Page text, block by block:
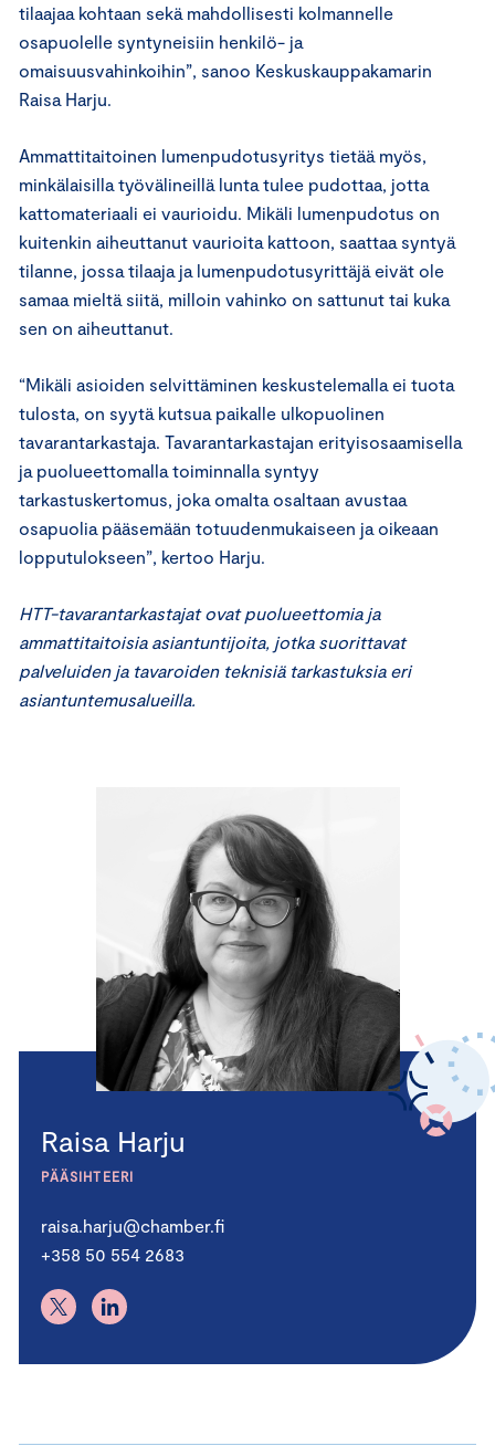
tilaajaa kohtaan sekä mahdollisesti kolmannelle
osapuolelle syntyneisiin henkilö- ja
omaisuusvahinkoihin”, sanoo Keskuskauppakamarin
Raisa Harju.
Ammattitaitoinen lumenpudotusyritys tietää myös,
minkälaisilla työvälineillä lunta tulee pudottaa, jotta
kattomateriaali ei vaurioidu. Mikäli lumenpudotus on
kuitenkin aiheuttanut vaurioita kattoon, saattaa syntyä
tilanne, jossa tilaaja ja lumenpudotusyrittäjä eivät ole
samaa mieltä siitä, milloin vahinko on sattunut tai kuka
sen on aiheuttanut.
“Mikäli asioiden selvittäminen keskustelemalla ei tuota
tulosta, on syytä kutsua paikalle ulkopuolinen
tavarantarkastaja. Tavarantarkastajan erityisosaamisella
ja puolueettomalla toiminnalla syntyy
tarkastuskertomus, joka omalta osaltaan avustaa
osapuolia pääsemään totuudenmukaiseen ja oikeaan
lopputulokseen”, kertoo Harju.
HTT-tavarantarkastajat ovat puolueettomia ja
ammattitaitoisia asiantuntijoita, jotka suorittavat
palveluiden ja tavaroiden teknisiä tarkastuksia eri
asiantuntemusalueilla.
Raisa Harju
PÄÄSIHTEERI
raisa.harju@chamber.fi
+358 50 554 2683